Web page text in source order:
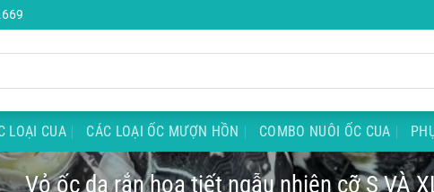
LOẠI CUA CÁC LOẠI ỐC MƯỢN HỒN COMBO NUÔI ỐC CUA
Vỏ ốc da rắn họa tiết ngẫu nhiên cỡ S VÀ